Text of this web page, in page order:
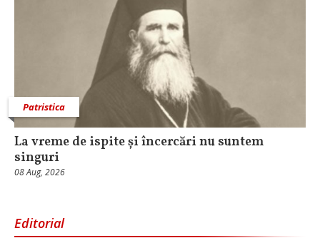
Patristica
La vreme de ispite și încercări nu suntem
singuri
08 Aug, 2026
Editorial